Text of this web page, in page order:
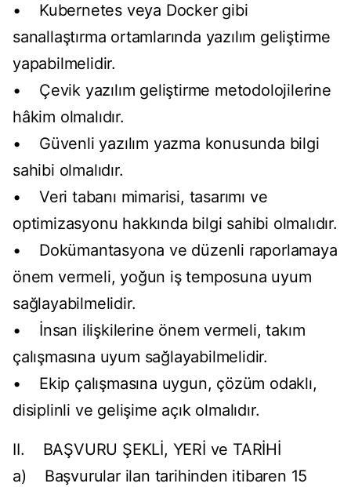
• Kubernetes veya Docker gibi
sanallaştırma ortamlarında yazılım geliştirme
yapabilmelidir.
• Çevik yazılım geliştirme metodolojilerine
hâkim olmalıdır.
• Güvenli yazılım yazma konusunda bilgi
sahibi olmalıdır.
• Veri tabanı mimarisi, tasarımı ve
optimizasyonu hakkında bilgi sahibi olmalıdır.
• Dokümantasyona ve düzenli raporlamaya
önem vermeli, yoğun iş temposuna uyum
sağlayabilmelidir.
• İnsan ilişkilerine önem vermeli, takım
çalışmasına uyum sağlayabilmelidir.
• Ekip çalışmasına uygun, çözüm odaklı,
disiplinli ve gelişime açık olmalıdır.
II. BAŞVURU ŞEKLİ, YERİ ve TARİHİ
a) Başvurular ilan tarihinden itibaren 15